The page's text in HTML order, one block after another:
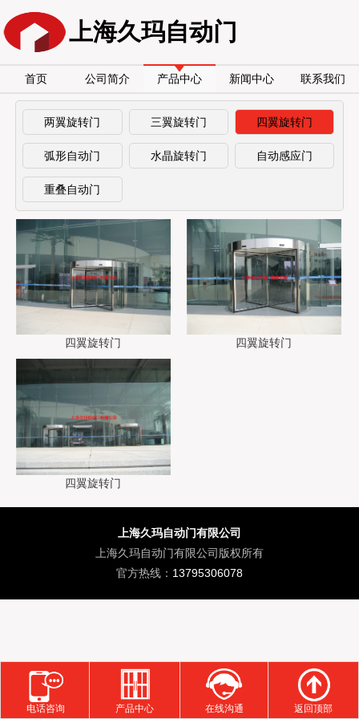
上海久玛自动门
首页 公司简介 产品中心 新闻中心 联系我们
两翼旋转门 三翼旋转门 四翼旋转门
弧形自动门 水晶旋转门 自动感应门
重叠自动门
四翼旋转门 四翼旋转门
四翼旋转门
上海久玛自动门有限公司
上海久玛自动门有限公司版权所有
官方热线： 13795306078
电话咨询 产品中心 在线沟通 返回顶部